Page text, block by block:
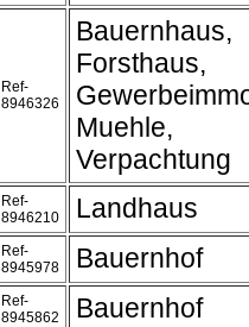
Ref-
8946326
Bauernhaus,
Forsthaus,
Muehle,
Verpachtung
Ref-
8946210
Landhaus
Ref-
8945978
Bauernhof
Ref-
8945862
Bauernhof